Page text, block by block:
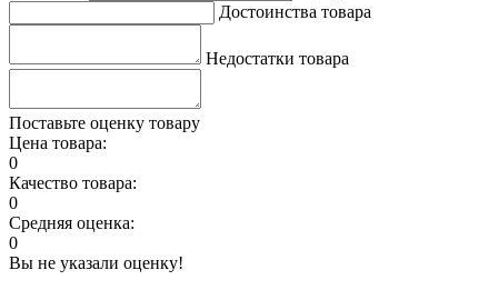
Достоинства товара
Недостатки товара
Поставьте оценку товару
Цена товара:
0
Качество товара:
0
Средняя оценка:
0
Вы не указали оценку!